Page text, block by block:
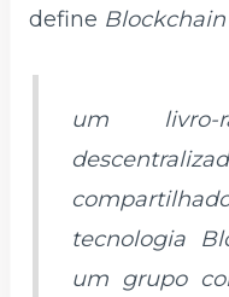
define Blockchain
um livro-
tecnologia
um grupo